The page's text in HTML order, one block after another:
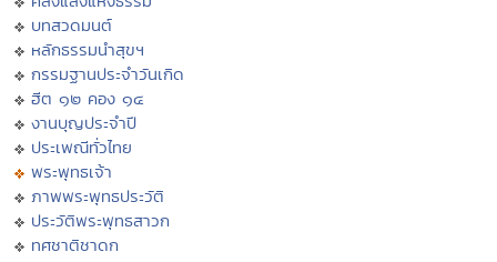
บทสวดมนต์
หลักธรรมนำสุขฯ
กรรมฐานประจำวันเกิด
ฮีต ๑๒ คอง ๑๔
งานบุญประจำปี
ประเพณีทั่วไทย
พระพุทธเจ้า
ภาพพระพุทธประวัติ
ประวัติพระพุทธสาวก
ทศชาติชาดก